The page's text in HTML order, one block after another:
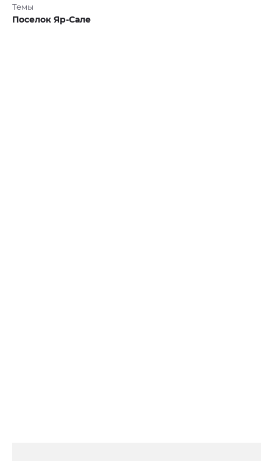
Темы
Поселок Яр-Сале